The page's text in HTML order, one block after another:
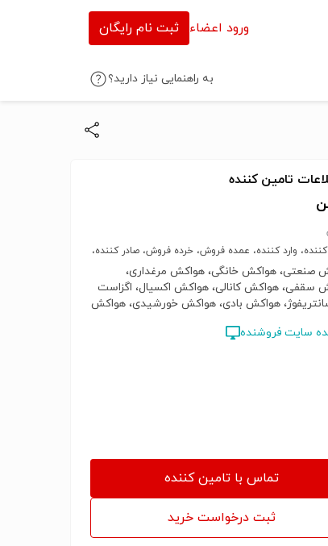
ورود اعضاء ثبت نام رایگان
به راهنمایی نیاز دارید؟
تامین کننده
وارد کننده، عمده فروش، خرده فروش، صادر کننده،
صنعتی، هواکش خانگی، هواکش مرغداری،
سقفی، هواکش کانالی، هواکش اکسیال، اگزاست
هواکش بادی، هواکش خورشیدی، هواکش
سایت فروشنده
تماس با تامین کننده
ثبت درخواست خرید